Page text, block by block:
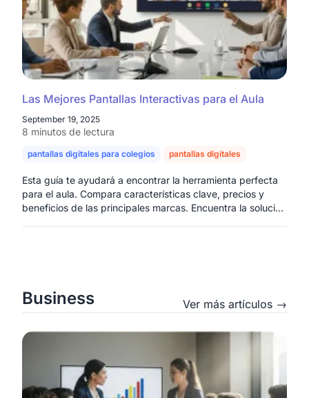
Las Mejores Pantallas Interactivas para el Aula
September 19, 2025
8 minutos de lectura
pantallas digitales para colegios pantallas digitales
Esta guía te ayudará a encontrar la herramienta perfecta
para el aula. Compara características clave, precios y
beneficios de las principales marcas. Encuentra la solución
Business Ver más artículos →